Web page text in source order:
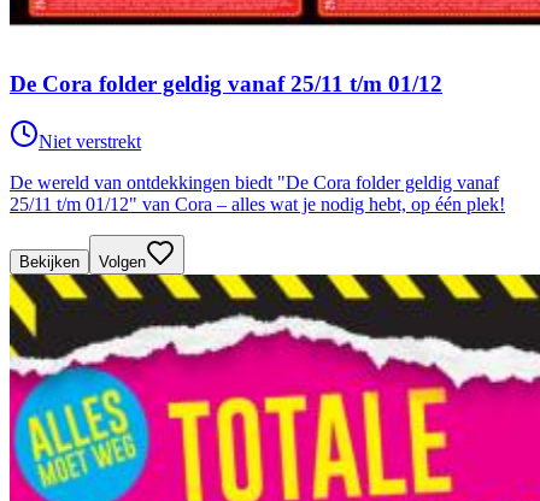
De Cora folder geldig vanaf 25/11 t/m 01/12
Niet verstrekt
De wereld van ontdekkingen biedt "De Cora folder geldig vanaf
25/11 t/m 01/12" van Cora – alles wat je nodig hebt, op één plek!
Bekijken Volgen